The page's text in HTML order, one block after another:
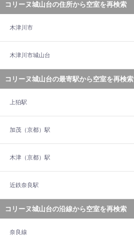
コリーヌ城山台の住所から空室を再検索
木津川市
木津川市城山台
コリーヌ城山台の最寄駅から空室を再検索
上狛駅
加茂（京都）駅
木津（京都）駅
近鉄奈良駅
コリーヌ城山台の沿線から空室を再検索
奈良線